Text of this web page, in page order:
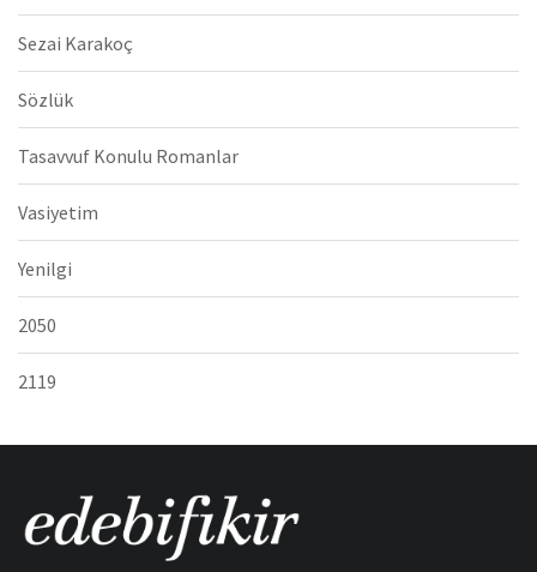
Sezai Karakoç
Sözlük
Tasavvuf Konulu Romanlar
Vasiyetim
Yenilgi
2050
2119